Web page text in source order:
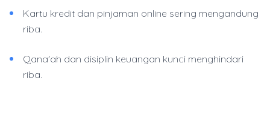
Kartu kredit dan pinjaman online sering mengandung
riba.
Qana'ah dan disiplin keuangan kunci menghindari
riba.